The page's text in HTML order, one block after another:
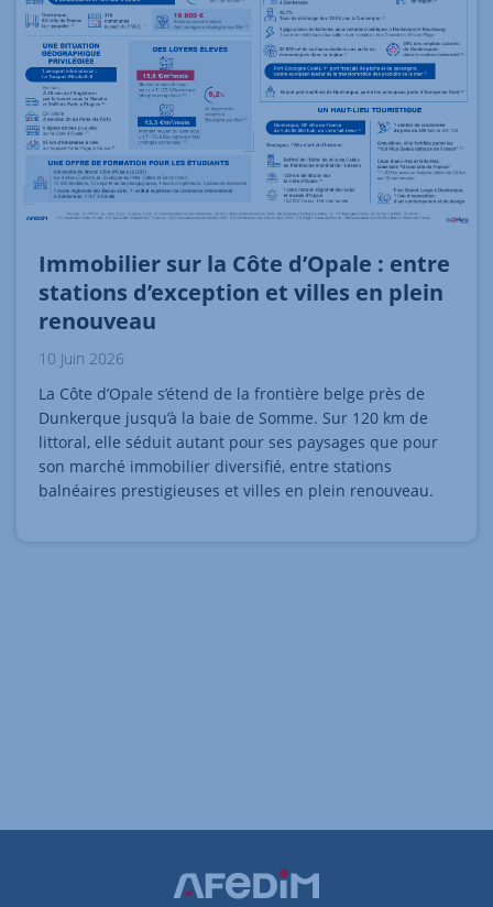
Immobilier sur la Côte d’Opale : entre
stations d’exception et villes en plein
renouveau
10 Juin 2026
La Côte d’Opale s’étend de la frontière belge près de
Dunkerque jusqu’à la baie de Somme. Sur 120 km de
littoral, elle séduit autant pour ses paysages que pour
son marché immobilier diversifié, entre stations
balnéaires prestigieuses et villes en plein renouveau.